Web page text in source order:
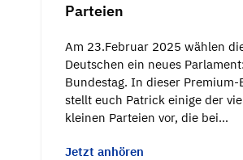
Parteien
Am 23.Februar 2025 wählen
Deutschen ein neues
Bundestag. In dieser Premium-
stellt euch Patrick einige der
kleinen Parteien vor, die bei…
Jetzt anhören